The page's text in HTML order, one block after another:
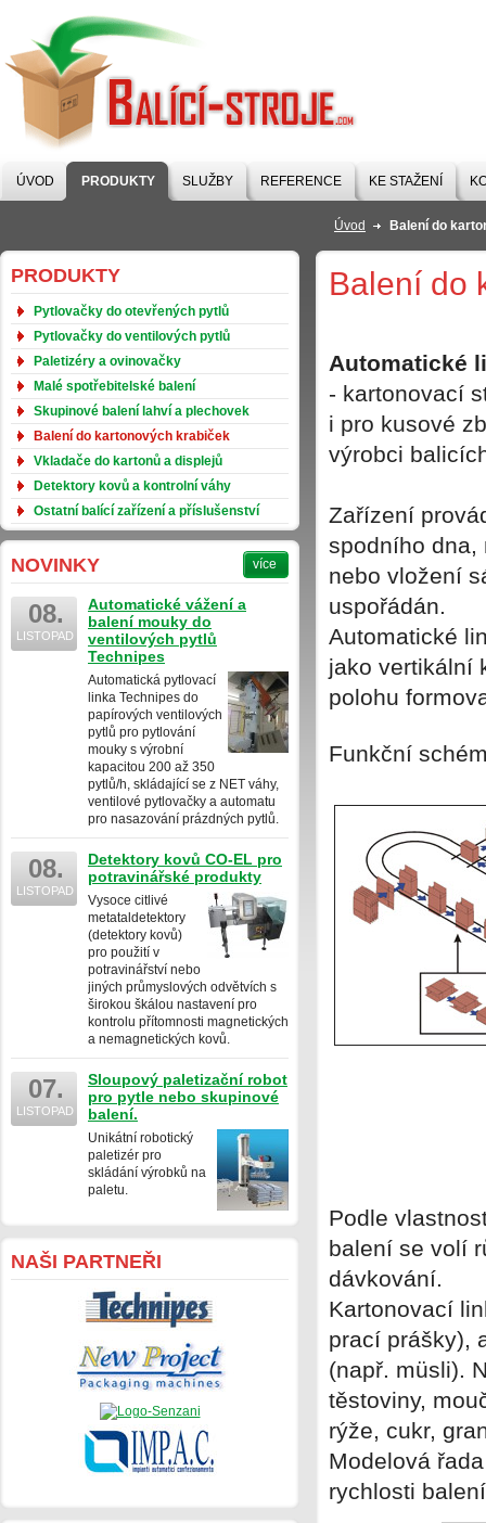
BALÍCÍ-STROJE
ÚVOD PRODUKTY SLUŽBY REFERENCE KE STAŽENÍ
PRODUKTY
Pytlovačky do otevřených pytlů
Pytlovačky do ventilových pytlů
Paletizéry a ovinovačky
Malé spotřebitelské balení
Skupinové balení lahví a plechovek
Balení do kartonových krabiček
Vkladače do kartonů a displejů
Detektory kovů a kontrolní váhy
Ostatní balící zařízení a příslušenství
více
NOVINKY
08.
LISTOPAD
Automatické vážení a
balení mouky do
ventilových pytlů
Technipes
Automatická pytlovací
linka Technipes do
papírových ventilových
pytlů pro pytlování
mouky s výrobní
kapacitou 200 až 350
pytlů/h, skládající se z NET váhy,
ventilové pytlovačky a automatu
pro nasazování prázdných pytlů.
08.
LISTOPAD
Detektory kovů CO-EL pro
potravinářské produkty
Vysoce citlivé
metataldetektory
(detektory kovů)
pro použití v
potravinářství nebo
jiných průmyslových odvětvích s
širokou škálou nastavení pro
kontrolu přítomnosti magnetických
a nemagnetických kovů.
07.
LISTOPAD
Sloupový paletizační robot
pro pytle nebo skupinové
balení.
Unikátní robotický
paletizér pro
skládání výrobků na
paletu.
NAŠI PARTNEŘI
Úvod Balení do
Balení do
Automatické
- kartonovací
i pro kusové
výrobci
Zařízení
spodního dna,
nebo vložení
uspořádán.
Automatické
jako vertikální
polohu
Funkční
Podle
balení se volí
dávkování.
Kartonovací
prací prášky),
(např. müsli).
těstoviny,
rýže, cukr,
Modelová
rychlosti